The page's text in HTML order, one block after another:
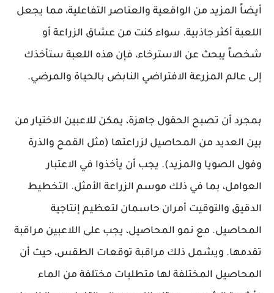
أيضاً المزيد من الواقعية والعناصر التفاعلية، مما يجعل
اللعبة أكثر جاذبية. سواء كنت من عشاق الزراعة أو
شخصاً يبحث عن الاسترخاء، فإن هذه اللعبة ستأخذك
إلى عالم المزرعة الافتراضي النابض بالحياة والمرضي.
بمجرد أن تصبح الحقول جاهزة، يمكن للاعبين الاختيار من
بين العديد من المحاصيل لزراعتها (مثل القمح والذرة
وفول الصويا والمزيد). يجب أن يأخذوا في الاعتبار
العوامل، بما في ذلك موسم الزراعة الأمثل. التخطيط
الدقيق والتوقيت أمران حاسمان لتعظيم إنتاجية
المحاصيل. مع نمو المحاصيل، يجب على اللاعبين مراقبة
تقدمها. ويشمل ذلك مراقبة توقعات الطقس، حيث أن
المحاصيل المختلفة لها متطلبات مختلفة من الماء